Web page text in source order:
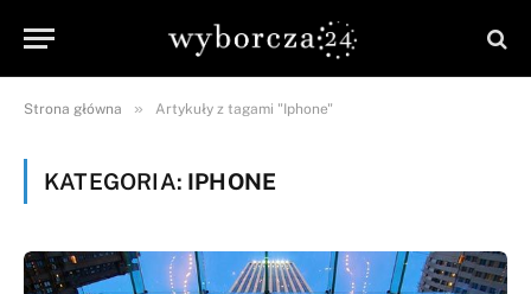
Strona główna » Artykuły z tagami "Iphone"
KATEGORIA: IPHONE